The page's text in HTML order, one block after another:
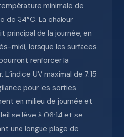
minimale de
de 34°C. La chaleur
principal de la journée, en
midi, lorsque les surfaces
renforcer la
UV maximal de 7.15
pour les sorties
en milieu de journée et
se lève à 06:14 et se
une longue plage de